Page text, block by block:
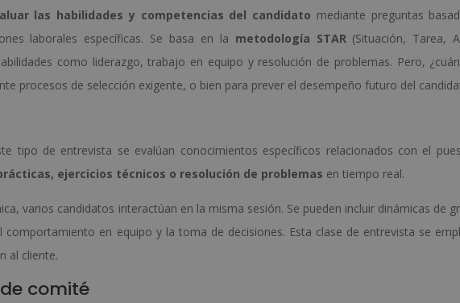
las habilidades y competencias del candidato mediante preguntas
laborales específicas. Se basa en la metodología STAR(Situación, Tarea,
como liderazgo, trabajo en equipo y resolución de problemas. Pero,
procesos de selección exigente, o bien para prever el desempeño futuro del
tipo de entrevista se evalúan conocimientos específicos relacionados con el
ejercicios técnicos o resolución de problemas en tiempo real.
varios candidatos interactúan en la misma sesión. Se pueden incluir dinámicas de
comportamiento en equipo y la toma de decisiones. Esta clase de entrevista se
al cliente.
comité